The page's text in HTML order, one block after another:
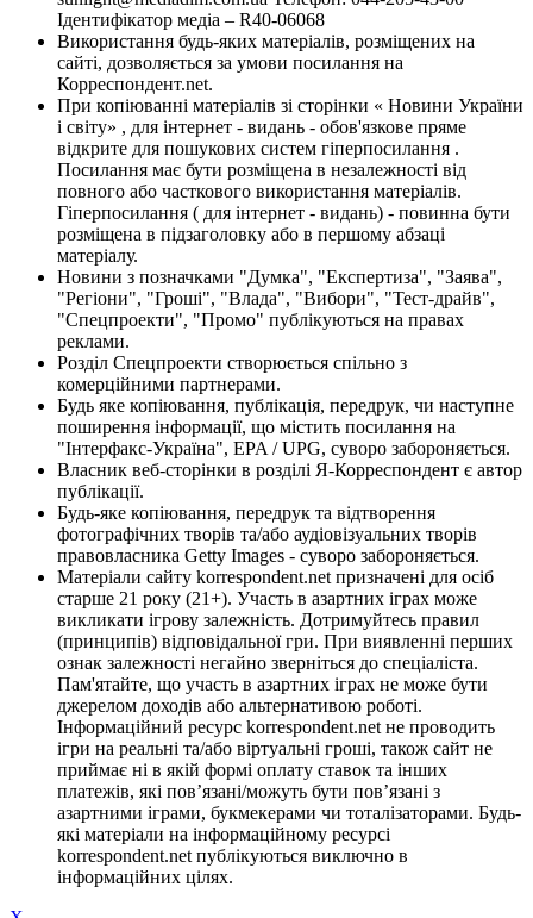
Ідентифікатор медіа – R40-06068
Використання будь-яких матеріалів, розміщених на
сайті, дозволяється за умови посилання на
Корреспондент.net.
При копіюванні матеріалів зі сторінки « Новини України
і світу» , для інтернет - видань - обов'язкове пряме
відкрите для пошукових систем гіперпосилання .
Посилання має бути розміщена в незалежності від
повного або часткового використання матеріалів.
Гіперпосилання ( для інтернет - видань) - повинна бути
розміщена в підзаголовку або в першому абзаці
матеріалу.
Новини з позначками "Думка", "Експертиза", "Заява",
"Регіони", "Гроші", "Влада", "Вибори", "Тест-драйв",
"Спецпроекти", "Промо" публікуються на правах
реклами.
Розділ Спецпроекти створюється спільно з
комерційними партнерами.
Будь яке копіювання, публікація, передрук, чи наступне
поширення інформації, що містить посилання на
"Інтерфакс-Україна", EPA / UPG, суворо забороняється.
Власник веб-сторінки в розділі Я-Корреспондент є автор
публікації.
Будь-яке копіювання, передрук та відтворення
фотографічних творів та/або аудіовізуальних творів
правовласника Getty Images - суворо забороняється.
Матеріали сайту korrespondent.net призначені для осіб
старше 21 року (21+). Участь в азартних іграх може
викликати ігрову залежність. Дотримуйтесь правил
(принципів) відповідальної гри. При виявленні перших
ознак залежності негайно зверніться до спеціаліста.
Пам'ятайте, що участь в азартних іграх не може бути
джерелом доходів або альтернативою роботі.
Інформаційний ресурс korrespondent.net не проводить
ігри на реальні та/або віртуальні гроші, також сайт не
приймає ні в якій формі оплату ставок та інших
платежів, які пов’язані/можуть бути пов’язані з
азартними іграми, букмекерами чи тоталізаторами. Будь-
які матеріали на інформаційному ресурсі
korrespondent.net публікуються виключно в
інформаційних цілях.